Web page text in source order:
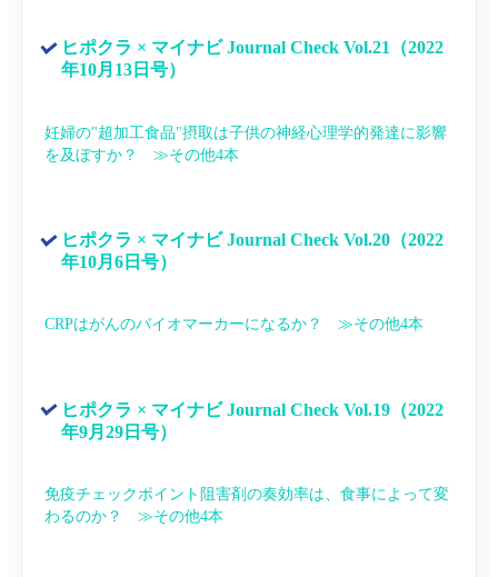
ヒポクラ × マイナビ Journal Check Vol.21（2022
年10月13日号）
妊婦の"超加工食品"摂取は子供の神経心理学的発達に影響
を及ぼすか？　≫その他4本
ヒポクラ × マイナビ Journal Check Vol.20（2022
年10月6日号）
CRPはがんのバイオマーカーになるか？　≫その他4本
ヒポクラ × マイナビ Journal Check Vol.19（2022
年9月29日号）
免疫チェックポイント阻害剤の奏効率は、食事によって変
わるのか？　≫その他4本